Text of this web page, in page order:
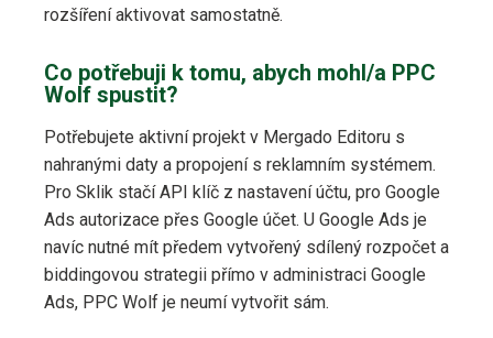
rozšíření aktivovat samostatně.
Co potřebuji k tomu, abych mohl/a PPC
Wolf spustit?
Potřebujete aktivní projekt v Mergado Editoru s
nahranými daty a propojení s reklamním systémem.
Pro Sklik stačí API klíč z nastavení účtu, pro Google
Ads autorizace přes Google účet. U Google Ads je
navíc nutné mít předem vytvořený sdílený rozpočet a
biddingovou strategii přímo v administraci Google
Ads, PPC Wolf je neumí vytvořit sám.